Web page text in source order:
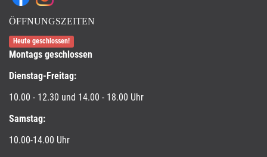
ÖFFNUNGSZEITEN
Heute geschlossen!
Montags geschlossen
Dienstag-Freitag:
10.00 - 12.30 und 14.00 - 18.00 Uhr
Samstag:
10.00-14.00 Uhr